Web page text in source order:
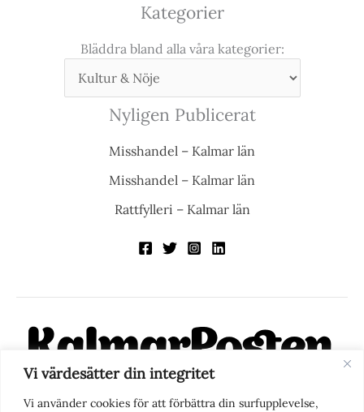
Vi värdesätter din integritet
Vi använder cookies för att förbättra din surfupplevelse,
Kategorier
Bläddra bland alla våra kategorier:
Nyligen Publicerat
Misshandel – Kalmar län
Misshandel – Kalmar län
Rattfylleri – Kalmar län
KalmarPosten är en modern lokalnyhetstidning på nätet. Med
fokus på Kalmarregionen, men också med blick för det större